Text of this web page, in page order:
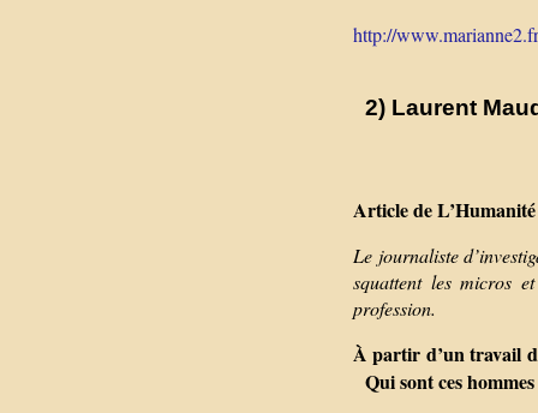
http://
2) Laurent
Article de L’Humanité
Le journaliste
squattent les micros
profession.
À partir d’un travail
Qui sont ces